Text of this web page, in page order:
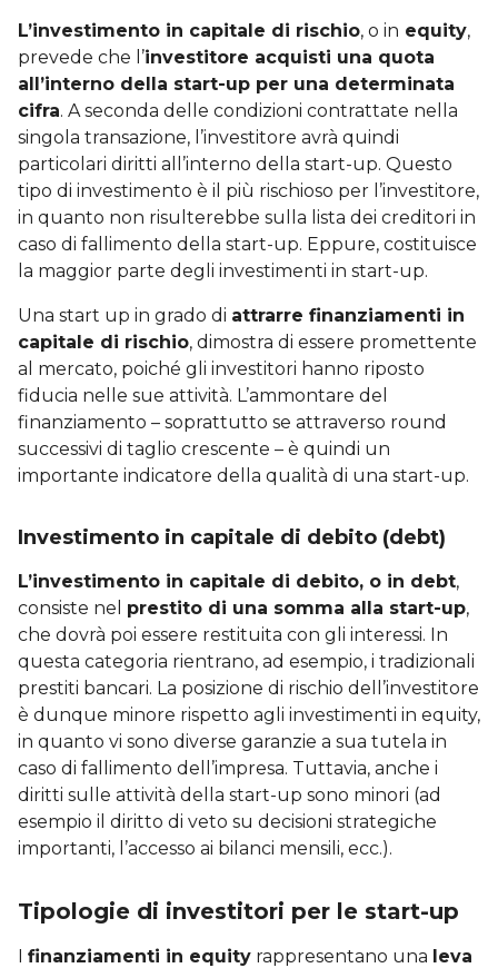
L’investimento in capitale di rischio, o in equity,
prevede che l’investitore acquisti una quota
all’interno della start-up per una determinata
cifra. A seconda delle condizioni contrattate nella
singola transazione, l’investitore avrà quindi
particolari diritti all’interno della start-up. Questo
tipo di investimento è il più rischioso per l’investitore,
in quanto non risulterebbe sulla lista dei creditori in
caso di fallimento della start-up. Eppure, costituisce
la maggior parte degli investimenti in start-up.
Una start up in grado di attrarre finanziamenti in
capitale di rischio, dimostra di essere promettente
al mercato, poiché gli investitori hanno riposto
fiducia nelle sue attività. L’ammontare del
finanziamento – soprattutto se attraverso round
successivi di taglio crescente – è quindi un
importante indicatore della qualità di una start-up.
Investimento in capitale di debito (debt)
L’investimento in capitale di debito, o in debt,
consiste nel prestito di una somma alla start-up,
che dovrà poi essere restituita con gli interessi. In
questa categoria rientrano, ad esempio, i tradizionali
prestiti bancari. La posizione di rischio dell’investitore
è dunque minore rispetto agli investimenti in equity,
in quanto vi sono diverse garanzie a sua tutela in
caso di fallimento dell’impresa. Tuttavia, anche i
diritti sulle attività della start-up sono minori (ad
esempio il diritto di veto su decisioni strategiche
importanti, l’accesso ai bilanci mensili, ecc.).
Tipologie di investitori per le start-up
I finanziamenti in equity rappresentano una leva